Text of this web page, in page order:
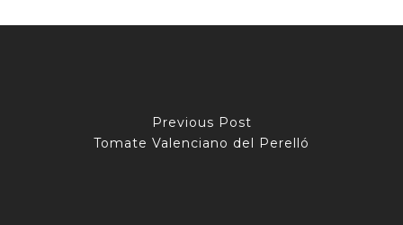
Previous Post
Tomate Valenciano del Perelló